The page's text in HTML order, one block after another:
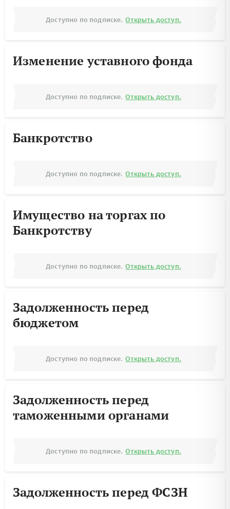
Доступно по подписке. Открыть доступ.
Изменение уставного фонда
Доступно по подписке. Открыть доступ.
Банкротство
Доступно по подписке. Открыть доступ.
Имущество на торгах по
Банкротству
Доступно по подписке. Открыть доступ.
Задолженность перед
бюджетом
Доступно по подписке. Открыть доступ.
Задолженность перед
таможенными органами
Доступно по подписке. Открыть доступ.
Задолженность перед ФСЗН